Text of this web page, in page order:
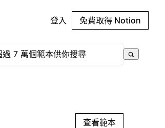
登入 免費取得 Notion
查看範本